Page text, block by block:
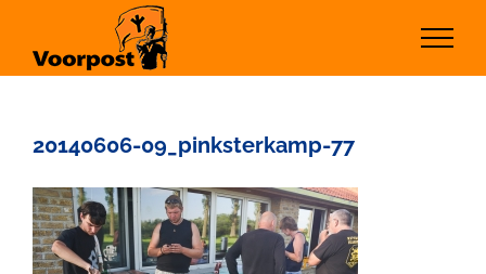
inhoud
20140606-09_pinksterkamp-77